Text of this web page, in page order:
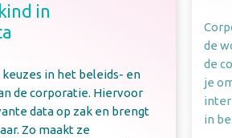
in
in het beleids- en
de corporatie. Hiervoor
data op zak en brengt
Zo maakt ze
de
de
je
in